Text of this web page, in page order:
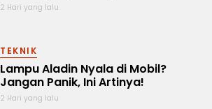
2 Hari yang lalu
TEKNIK
Lampu Aladin Nyala di Mobil?
Jangan Panik, Ini Artinya!
2 Hari yang lalu